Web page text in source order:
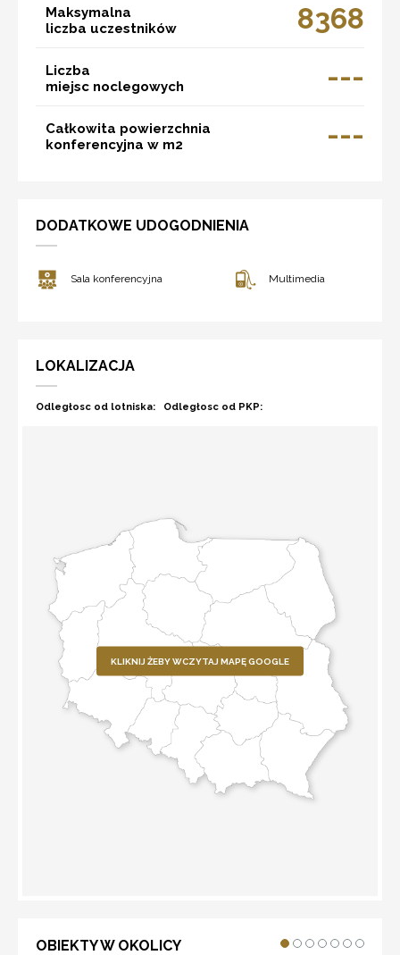
Maksymalna
liczba uczestników
8368
Liczba
miejsc noclegowych
---
Całkowita powierzchnia
konferencyjna w m2
---
DODATKOWE UDOGODNIENIA
Sala konferencyjna Multimedia
LOKALIZACJA
Odległosc od lotniska: Odległosc od PKP:
KLIKNIJ ŻEBY WCZYTAJ MAPĘ GOOGLE
OBIEKTY W OKOLICY